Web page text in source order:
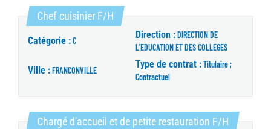
Chef cuisinier F/H (Nouvelle fenêtre)
Catégorie :C
Direction :DIRECTION DE
L'EDUCATION ET DES COLLEGES
Ville :FRANCONVILLE
Type de contrat :Titulaire ;
Contractuel
Chargé d'accueil et de petite restauration F/H